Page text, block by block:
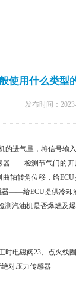
使用什么类型
发布时间：
进气量，将信号输
器——检测节气门的
轴转角位移，给
器——给ECU提供冷
汽油机是否爆燃及爆
时电磁阀23、点火线
对压力传感器